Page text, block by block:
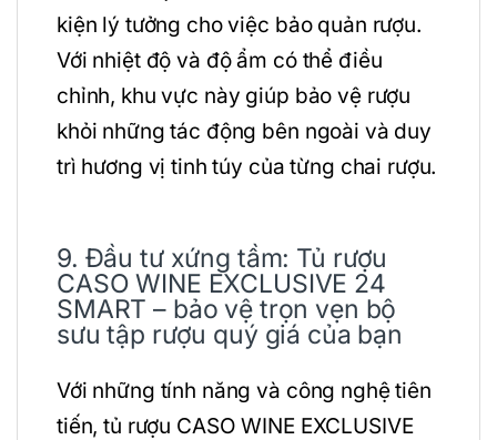
kiện lý tưởng cho việc bảo quản rượu.
Với nhiệt độ và độ ẩm có thể điều
chỉnh, khu vực này giúp bảo vệ rượu
khỏi những tác động bên ngoài và duy
trì hương vị tinh túy của từng chai rượu.
9. Đầu tư xứng tầm: Tủ rượu
CASO WINE EXCLUSIVE 24
SMART – bảo vệ trọn vẹn bộ
sưu tập rượu quý giá của bạn
Với những tính năng và công nghệ tiên
tiến, tủ rượu CASO WINE EXCLUSIVE